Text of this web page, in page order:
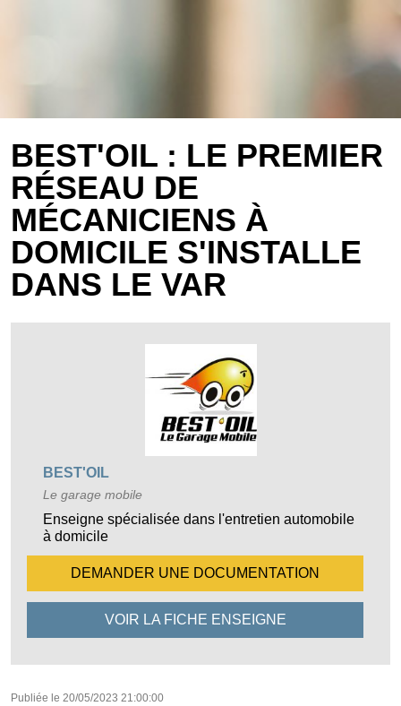
BEST'OIL : LE PREMIER
RÉSEAU DE
MÉCANICIENS À
DOMICILE S'INSTALLE
DANS LE VAR
BEST'OIL
Le garage mobile
Enseigne spécialisée dans l'entretien automobile
à domicile
DEMANDER UNE DOCUMENTATION
VOIR LA FICHE ENSEIGNE
Publiée le 20/05/2023 21:00:00